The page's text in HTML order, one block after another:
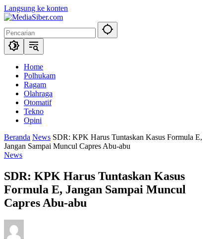
Langsung ke konten
Home
Polhukam
Ragam
Olahraga
Otomatif
Tekno
Opini
Beranda News SDR: KPK Harus Tuntaskan Kasus Formula E,
Jangan Sampai Muncul Capres Abu-abu
News
SDR: KPK Harus Tuntaskan Kasus
Formula E, Jangan Sampai Muncul
Capres Abu-abu